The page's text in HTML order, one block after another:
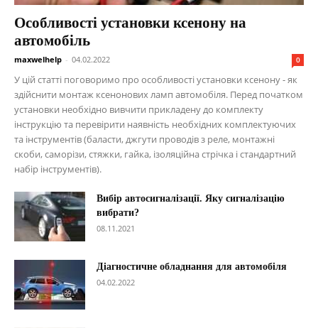
Особливості установки ксенону на
автомобіль
maxwelhelp - 04.02.2022 0
У цій статті поговоримо про особливості установки ксенону - як
здійснити монтаж ксенонових ламп автомобіля. Перед початком
установки необхідно вивчити прикладену до комплекту
інструкцію та перевірити наявність необхідних комплектуючих
та інструментів (баласти, джгути проводів з реле, монтажні
скоби, саморізи, стяжки, гайка, ізоляційна стрічка і стандартний
набір інструментів).
Вибір автосигналізації. Яку сигналізацію
вибрати?
08.11.2021
Діагностичне обладнання для автомобіля
04.02.2022